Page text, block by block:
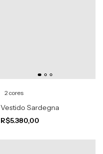
2 cores
Vestido Sardegna
R$5.380,00